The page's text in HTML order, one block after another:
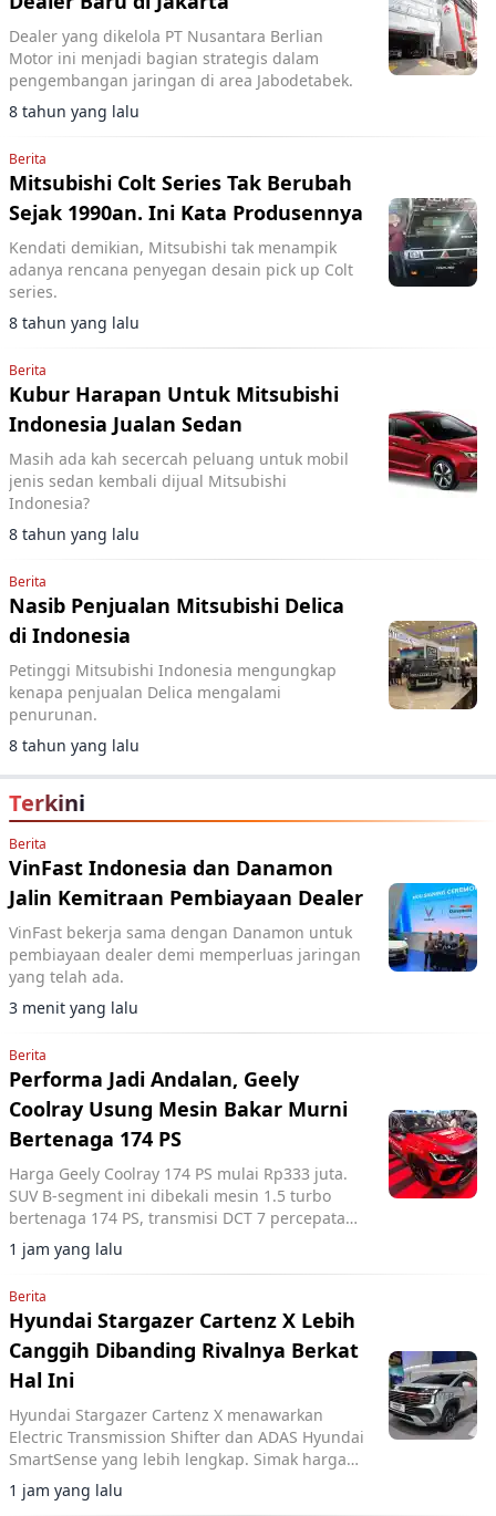
Dealer yang dikelola PT Nusantara Berlian
Motor ini menjadi bagian strategis dalam
pengembangan jaringan di area Jabodetabek.
8 tahun yang lalu
Berita
Mitsubishi Colt Series Tak Berubah
Sejak 1990an. Ini Kata Produsennya
Kendati demikian, Mitsubishi tak menampik
adanya rencana penyegan desain pick up Colt
series.
8 tahun yang lalu
Berita
Kubur Harapan Untuk Mitsubishi
Indonesia Jualan Sedan
Masih ada kah secercah peluang untuk mobil
jenis sedan kembali dijual Mitsubishi
Indonesia?
8 tahun yang lalu
Berita
Nasib Penjualan Mitsubishi Delica
di Indonesia
Petinggi Mitsubishi Indonesia mengungkap
kenapa penjualan Delica mengalami
penurunan.
8 tahun yang lalu
Terkini
Berita
VinFast Indonesia dan Danamon
Jalin Kemitraan Pembiayaan Dealer
VinFast bekerja sama dengan Danamon untuk
pembiayaan dealer demi memperluas jaringan
yang telah ada.
3 menit yang lalu
Berita
Performa Jadi Andalan, Geely
Coolray Usung Mesin Bakar Murni
Bertenaga 174 PS
Harga Geely Coolray 174 PS mulai Rp333 juta.
SUV B-segment ini dibekali mesin 1.5 turbo
bertenaga 174 PS, transmisi DCT 7 percepatan,
akselerasi 0-100 km/jam dalam 7,6 detik, serta
ADAS Level 2.
1 jam yang lalu
Berita
Hyundai Stargazer Cartenz X Lebih
Canggih Dibanding Rivalnya Berkat
Hal Ini
Hyundai Stargazer Cartenz X menawarkan
Electric Transmission Shifter dan ADAS Hyundai
SmartSense yang lebih lengkap. Simak harga
Hyundai Stargazer Cartenz X terbaru mulai
Rp350 juta di artikel ini.
1 jam yang lalu